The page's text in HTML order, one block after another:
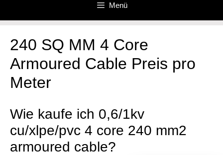
Menü
240 SQ MM 4 Core
Armoured Cable Preis pro
Meter
Wie kaufe ich 0,6/1kv
cu/xlpe/pvc 4 core 240 mm2
armoured cable?